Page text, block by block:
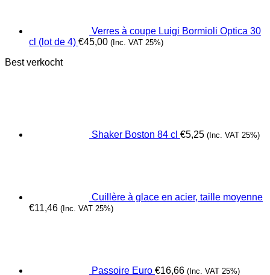
Verres à coupe Luigi Bormioli Optica 30
cl (lot de 4) €45,00 (Inc. VAT 25%)
Best verkocht
Shaker Boston 84 cl €5,25 (Inc. VAT 25%)
Cuillère à glace en acier, taille moyenne
€11,46 (Inc. VAT 25%)
Passoire Euro €16,66 (Inc. VAT 25%)